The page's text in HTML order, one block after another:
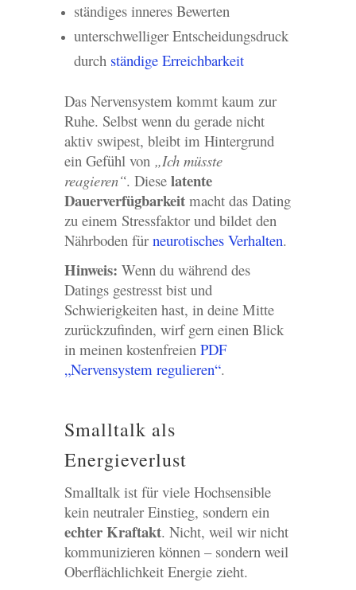
ständiges inneres Bewerten
unterschwelliger Entscheidungsdruck
durch ständige Erreichbarkeit
Das Nervensystem kommt kaum zur
Ruhe. Selbst wenn du gerade nicht
aktiv swipest, bleibt im Hintergrund
ein Gefühl von „Ich müsste
reagieren“. Diese latente
Dauerverfügbarkeitmacht das Dating
zu einem Stressfaktor und bildet den
Nährboden für neurotisches Verhalten.
Hinweis: Wenn du während des
Datings gestresst bist und
Schwierigkeiten hast, in deine Mitte
zurückzufinden, wirf gern einen Blick
in meinen kostenfreien PDF
„Nervensystem regulieren“.
Smalltalk als
Energieverlust
Smalltalk ist für viele Hochsensible
kein neutraler Einstieg, sondern ein
echter Kraftakt. Nicht, weil wir nicht
kommunizieren können – sondern weil
Oberflächlichkeit Energie zieht.